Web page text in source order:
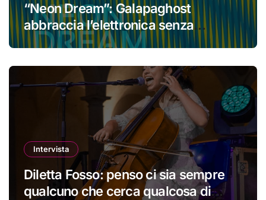
“Neon Dream”: Galapaghost
abbraccia l’elettronica senza
perdere la propria identità
Intervista
Diletta Fosso: penso ci sia sempre
qualcuno che cerca qualcosa di